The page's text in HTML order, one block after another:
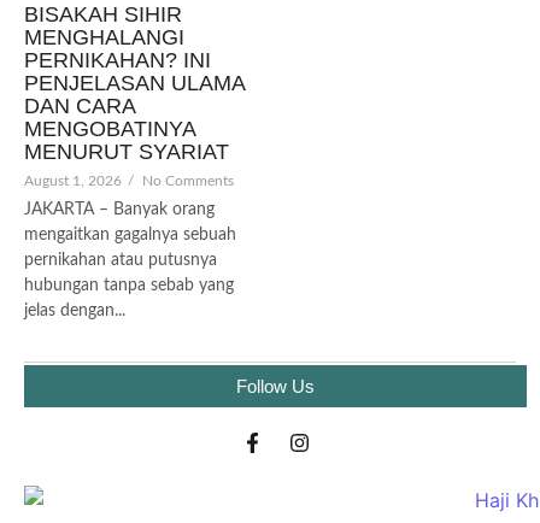
BISAKAH SIHIR
MENGHALANGI
PERNIKAHAN? INI
PENJELASAN ULAMA
DAN CARA
MENGOBATINYA
MENURUT SYARIAT
August 1, 2026 / No Comments
JAKARTA – Banyak orang
mengaitkan gagalnya sebuah
pernikahan atau putusnya
hubungan tanpa sebab yang
jelas dengan...
Follow Us